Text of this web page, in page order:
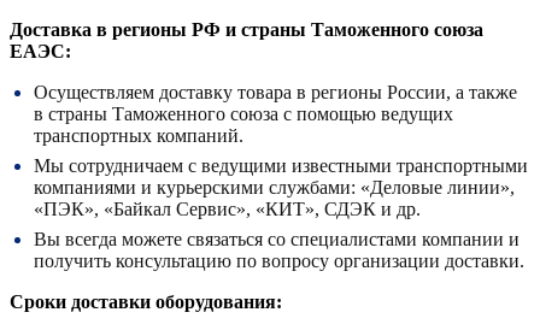
Доставка в регионы РФ и страны Таможенного союза
ЕАЭС:
Осуществляем доставку товара в регионы России, а также
в страны Таможенного союза с помощью ведущих
транспортных компаний.
Мы сотрудничаем с ведущими известными транспортными
компаниями и курьерскими службами: «Деловые линии»,
«ПЭК», «Байкал Сервис», «КИТ», СДЭК и др.
Вы всегда можете связаться со специалистами компании и
получить консультацию по вопросу организации доставки.
Сроки доставки оборудования: